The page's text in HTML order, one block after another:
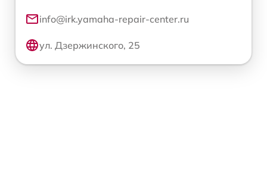
info@irk.yamaha-repair-center.ru
ул. Дзержинского, 25